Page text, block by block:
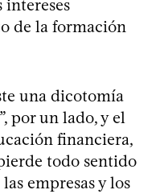
de la formación
una dicotomía
por un lado, y el
financiera,
todo sentido
empresas y los